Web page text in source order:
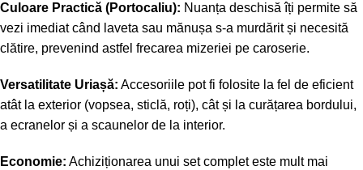
Culoare Practică (Portocaliu): Nuanța deschisă îți permite să
vezi imediat când laveta sau mănușa s-a murdărit și necesită
clătire, prevenind astfel frecarea mizeriei pe caroserie.
Versatilitate Uriașă: Accesoriile pot fi folosite la fel de eficient
atât la exterior (vopsea, sticlă, roți), cât și la curățarea bordului,
a ecranelor și a scaunelor de la interior.
Economie: Achiziționarea unui set complet este mult mai